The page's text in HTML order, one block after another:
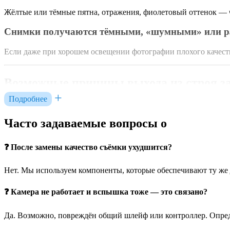
Жёлтые или тёмные пятна, отражения, фиолетовый оттенок —
Снимки получаются тёмными, «шумными» или
Если даже при хорошем освещении фотографии плохого
Чаще всего камера выходит из строя после падений,
Редко, но всё же встречаются случаи программных сбоев
Чем отличается модуль основной
В модели iPad Air 13 M3 используется обновлённая задняя
Это делает ремонт более деликатным: нельзя просто
Подробнее
Часто задаваемые вопросы о
❓ После замены качество съёмки ухудшится?
Нет. Мы используем компоненты, которые обеспечивают ту же
❓ Камера не работает и вспышка тоже — это связано?
Да. Возможно, повреждён общий шлейф или контроллер.